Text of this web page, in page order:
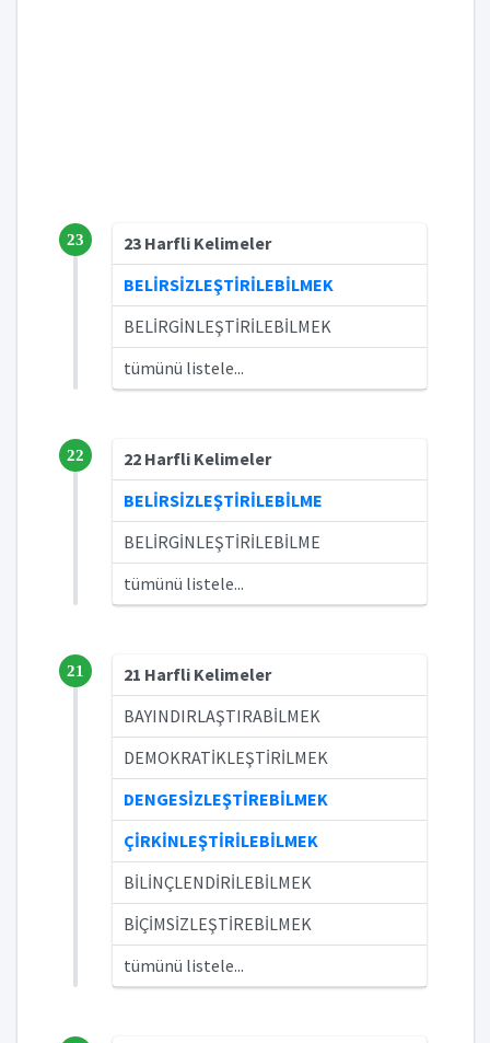
23
23 Harfli Kelimeler
BELİRSİZLEŞTİRİLEBİLMEK
BELİRGİNLEŞTİRİLEBİLMEK
tümünü listele...
22
22 Harfli Kelimeler
BELİRSİZLEŞTİRİLEBİLME
BELİRGİNLEŞTİRİLEBİLME
tümünü listele...
21
21 Harfli Kelimeler
BAYINDIRLAŞTIRABİLMEK
DEMOKRATİKLEŞTİRİLMEK
DENGESİZLEŞTİREBİLMEK
ÇİRKİNLEŞTİRİLEBİLMEK
BİLİNÇLENDİRİLEBİLMEK
BİÇİMSİZLEŞTİREBİLMEK
tümünü listele...